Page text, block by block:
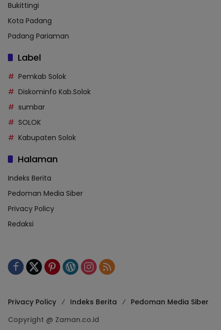
Bukittingi
Kota Padang
Padang Pariaman
Label
Pemkab Solok
Diskominfo Kab.Solok
sumbar
SOLOK
Kabupaten Solok
Halaman
Indeks Berita
Pedoman Media Siber
Privacy Policy
Redaksi
Privacy Policy Indeks Berita
Pedoman Media Siber
Copyright @ Zaman.co.id